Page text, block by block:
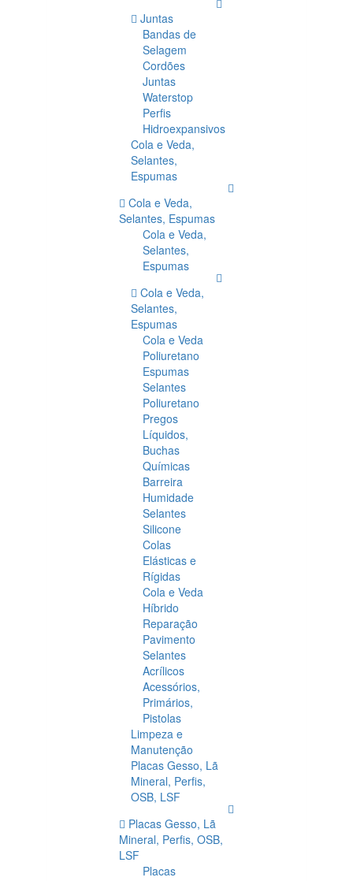
Juntas
Bandas de
Selagem
Cordões
Juntas
Waterstop
Perfis
Hidroexpansivos
Cola e Veda,
Selantes,
Espumas
Cola e Veda,
Selantes, Espumas
Cola e Veda,
Selantes,
Espumas
Cola e Veda,
Selantes,
Espumas
Cola e Veda
Poliuretano
Espumas
Selantes
Poliuretano
Pregos
Líquidos,
Buchas
Químicas
Barreira
Humidade
Selantes
Silicone
Colas
Elásticas e
Rígidas
Cola e Veda
Híbrido
Reparação
Pavimento
Selantes
Acrílicos
Acessórios,
Primários,
Pistolas
Limpeza e
Manutenção
Placas Gesso, Lã
Mineral, Perfis,
OSB, LSF
Placas Gesso, Lã
Mineral, Perfis, OSB,
LSF
Placas